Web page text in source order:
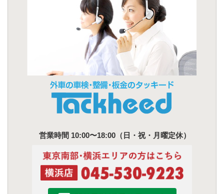
営業時間 10:00〜18:00（日・祝・月曜定休）